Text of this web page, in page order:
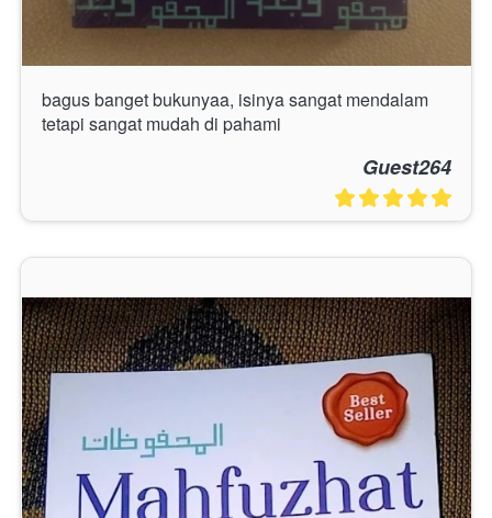
bagus banget bukunyaa, isinya sangat mendalam
tetapi sangat mudah di pahami
Guest264